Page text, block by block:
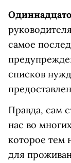
самое
списков
Правда, сам
нас во
которое тем
для